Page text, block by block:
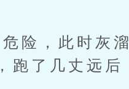
险，此时灰溜
跑了几丈远后